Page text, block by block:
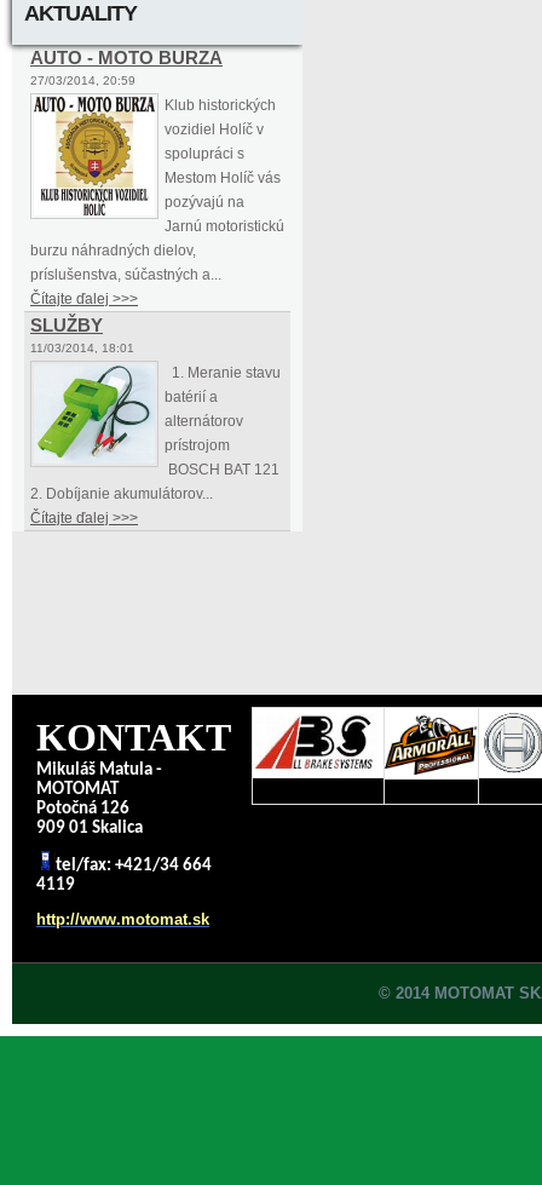
AKTUALITY
AUTO - MOTO BURZA
27/03/2014, 20:59
Klub historických
vozidiel Holíč v
spolupráci s
Mestom Holíč vás
pozývajú na
Jarnú motoristickú
burzu náhradných dielov,
príslušenstva, súčastných a...
Čítajte ďalej >>>
SLUŽBY
11/03/2014, 18:01
1. Meranie stavu
batérií a
alternátorov
prístrojom
BOSCH BAT 121
2. Dobíjanie akumulátorov...
Čítajte ďalej >>>
KONTAKT
Mikuláš Matula -
MOTOMAT
Potočná 126
909 01 Skalica
tel/fax: +421/34 664
4119
http://www.motomat.sk
© 2014